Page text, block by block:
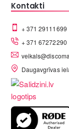
Kontakti
+ 371 29111699
+ 371 67272290
Daugavgrīvas